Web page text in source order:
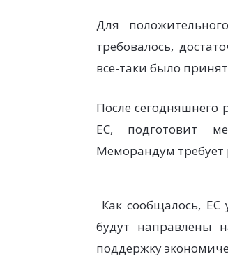
Для
требовалось,
все-таки было
После сегодняшнего
ЕС, подготовит
Меморандум требует
Как сообщалось,
будут направлены
поддержку